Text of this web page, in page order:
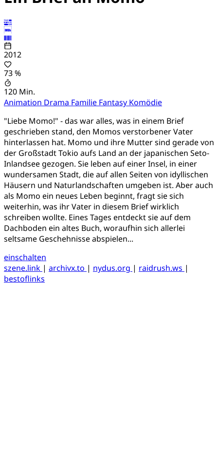
2012
73 %
120 Min.
Animation Drama Familie Fantasy Komödie
"Liebe Momo!" - das war alles, was in einem Brief
geschrieben stand, den Momos verstorbener Vater
hinterlassen hat. Momo und ihre Mutter sind gerade von
der Großstadt Tokio aufs Land an der japanischen Seto-
Inlandsee gezogen. Sie leben auf einer Insel, in einer
wundersamen Stadt, die auf allen Seiten von idyllischen
Häusern und Naturlandschaften umgeben ist. Aber auch
als Momo ein neues Leben beginnt, fragt sie sich
weiterhin, was ihr Vater in diesem Brief wirklich
schreiben wollte. Eines Tages entdeckt sie auf dem
Dachboden ein altes Buch, woraufhin sich allerlei
seltsame Geschehnisse abspielen...
einschalten
szene.link | archivx.to | nydus.org | raidrush.ws |
bestoflinks